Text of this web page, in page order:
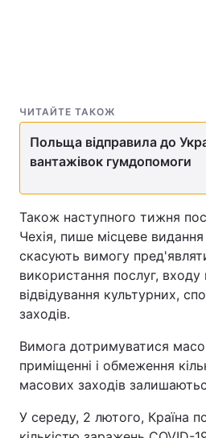
ЧИТАЙТЕ ТАКОЖ
Польща відправила до
вантажівок гумдопомоги
Також наступного тижня
Чехія, пише місцеве видання
скасують вимогу
використання послуг, входу
відвідування культурних,
заходів.
Вимога дотримуватися
приміщенні і обмеження
масових заходів
У середу, 2 лютого, Країна